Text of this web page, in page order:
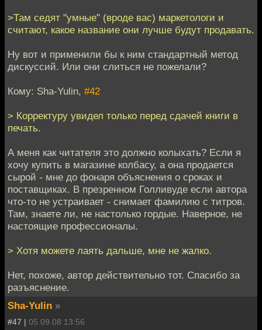
>Там седят "умные" (вроде вас) маркетологи и
считают, какое название они лучше будут продавать.
Ну вот и применили бы к ним стандартный метод
дискуссий. Или они слиться не пожелали?
Кому: Sha-Yulin, #42
> Корректуру увидел только перед сдачей книги в
печать.
А меня как читателя это должно колыхать? Если я
хочу купить в магазине колбасу, а она продается
сырой - мне до фонаря объяснения о сроках и
поставщиках. В презренном Голливуде если автора
что-то не устраивает - снимает фамилию с титров.
Там, знаете ли, не настолько гордые. Наверное, не
настоящие профессионалы.
> Хотя можете лаять дальше, мне не жалко.
Нет, похоже, автор действительно тот. Спасибо за
разъяснение.
Sha-Yulin »
#47 | 05.09.08 13:56